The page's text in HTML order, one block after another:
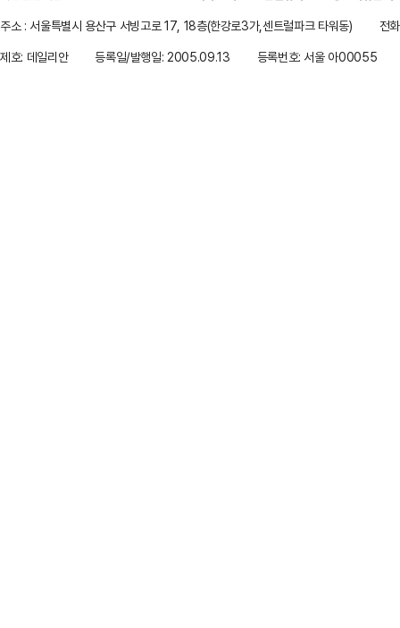
주소 : 서울특별시 용산구 서빙고로 17, 18층(한강로3가,센트럴파크 타워동)
전
제호: 데일리안
등록일/발행일: 2005.09.13 등록번호: 서울 아00055